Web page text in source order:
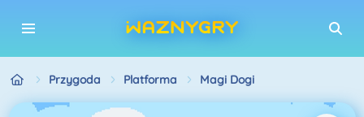
Przygoda Platforma Magi Dogi